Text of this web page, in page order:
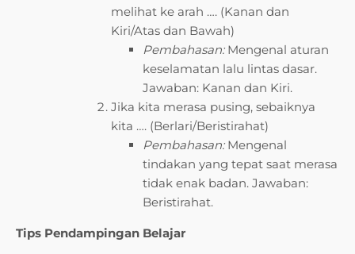
melihat ke arah …. (Kanan dan
Kiri/Atas dan Bawah)
Pembahasan:Mengenal aturan
keselamatan lalu lintas dasar.
Jawaban: Kanan dan Kiri.
Jika kita merasa pusing, sebaiknya
kita …. (Berlari/Beristirahat)
Pembahasan:Mengenal
tindakan yang tepat saat merasa
tidak enak badan. Jawaban:
Beristirahat.
Tips Pendampingan Belajar